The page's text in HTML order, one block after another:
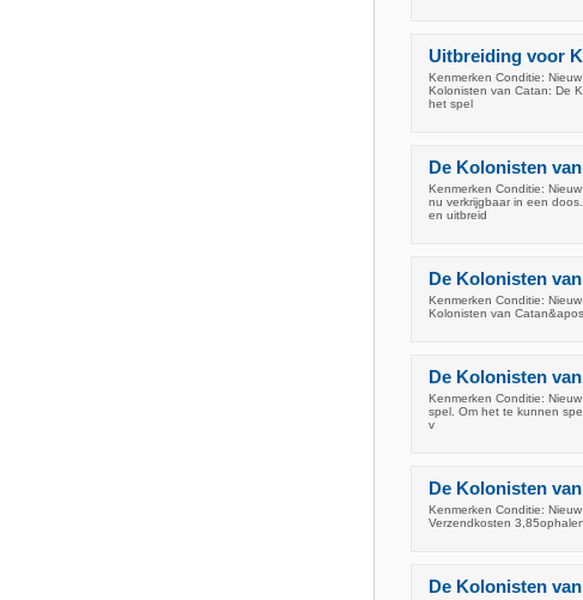
Uitbreiding voor
Kenmerken Conditie:
Kolonisten van Catan: De
het spel
De Kolonisten
Kenmerken Conditie:
nu verkrijgbaar in een
en uitbreid
De Kolonisten
Kenmerken Conditie:
Kolonisten van
De Kolonisten
Kenmerken Conditie:
spel. Om het te kunnen
v
De Kolonisten
Kenmerken Conditie:
Verzendkosten
De Kolonisten